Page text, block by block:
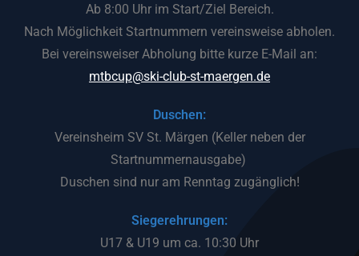
Ab 8:00 Uhr im Start/Ziel Bereich.
Nach Möglichkeit Startnummern vereinsweise abholen.
Bei vereinsweiser Abholung bitte kurze E-Mail an:
mtbcup@ski-club-st-maergen.de
Duschen:
Vereinsheim SV St. Märgen (Keller neben der
Startnummernausgabe)
Duschen sind nur am Renntag zugänglich!
Siegerehrungen:
U17 & U19 um ca. 10:30 Uhr